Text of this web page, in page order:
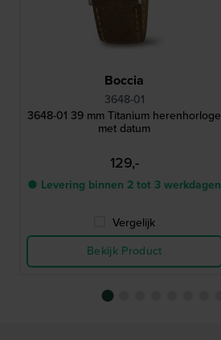
Boccia
3648-01
3648-01 39 mm Titanium herenhorloge
met datum
129,-
● Levering binnen 2 tot 3 werkdagen
Vergelijk
Bekijk Product